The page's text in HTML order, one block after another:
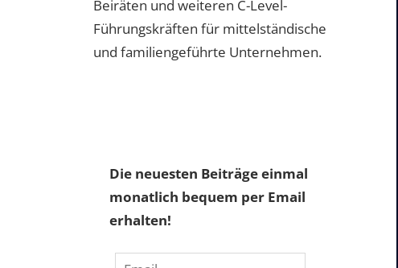
Beiräten und weiteren C-Level-
Führungskräften für mittelständische
und familiengeführte Unternehmen.
Die neuesten Beiträge einmal
monatlich bequem per Email
erhalten!